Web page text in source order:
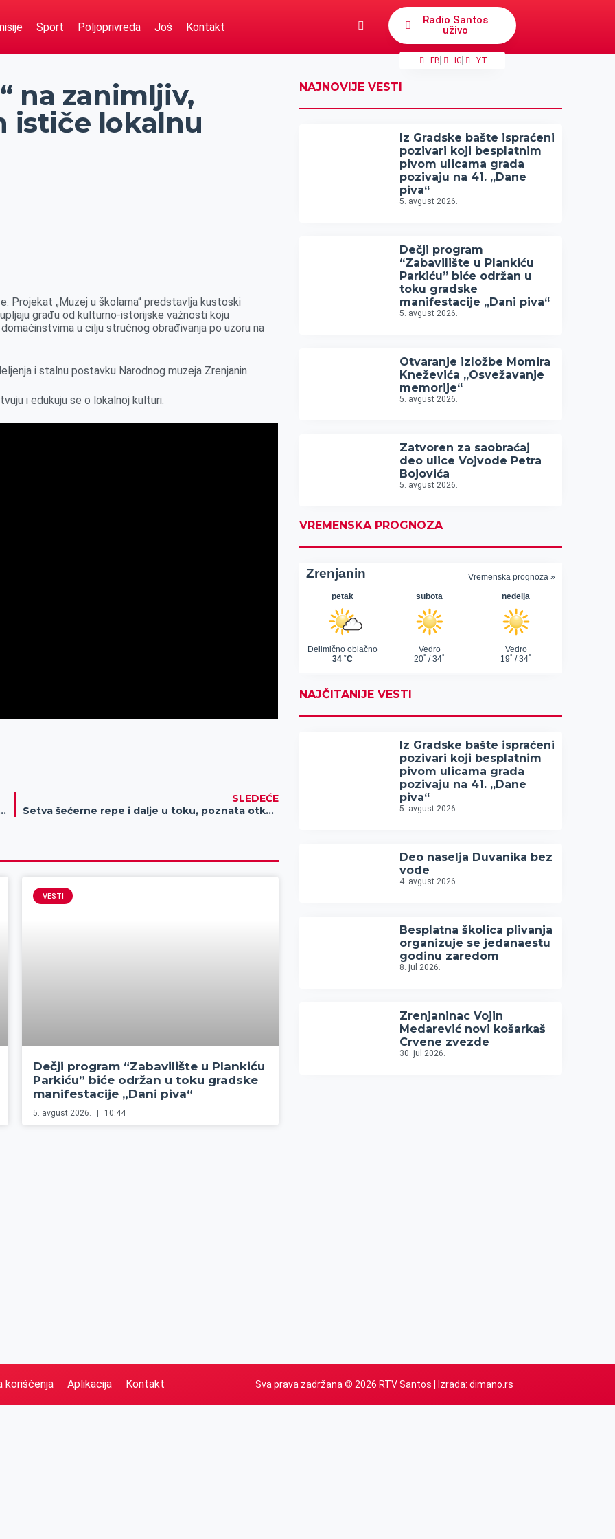
Sport Poljoprivreda Još Kontakt
Radio Santos
uživo
FB IG YT
na zanimljiv,
ističe lokalnu
Projekat „Muzej u školama“ predstavlja kustoski
građu od kulturno-istorijske važnosti koju
u cilju stručnog obrađivanja po uzoru na
i stalnu postavku Narodnog muzeja Zrenjanin.
i edukuju se o lokalnoj kulturi.
za edukatore u programu borbe protiv trgovine ljudima
SLEDEĆE
Setva šećerne repe i dalje u toku, poznata otkupna cena, očekivanja proizvođača velika
VESTI
Dečji program “Zabavilište u Plankiću
Parkiću” biće održan u toku gradske
manifestacije „Dani piva“
5. avgust 2026. 10:44
NAJNOVIJE VESTI
Iz Gradske bašte ispraćeni
pozivari koji besplatnim
pivom ulicama grada
pozivaju na 41. „Dane
piva“
5. avgust 2026.
Dečji program
“Zabavilište u Plankiću
Parkiću” biće održan u
toku gradske
manifestacije „Dani piva“
5. avgust 2026.
Otvaranje izložbe Momira
Kneževića „Osvežavanje
memorije“
5. avgust 2026.
Zatvoren za saobraćaj
deo ulice Vojvode Petra
Bojovića
5. avgust 2026.
VREMENSKA PROGNOZA
NAJČITANIJE VESTI
Iz Gradske bašte ispraćeni
pozivari koji besplatnim
pivom ulicama grada
pozivaju na 41. „Dane
piva“
5. avgust 2026.
Deo naselja Duvanika bez
vode
4. avgust 2026.
Besplatna školica plivanja
organizuje se jedanaestu
godinu zaredom
8. jul 2026.
Zrenjaninac Vojin
Medarević novi košarkaš
Crvene zvezde
30. jul 2026.
korišćenja Aplikacija Kontakt Sva prava zadržana © 2026 RTV Santos | Izrada: dimano.rs